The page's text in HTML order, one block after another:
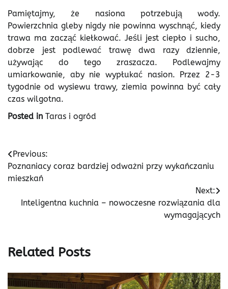
Pamiętajmy, że nasiona potrzebują wody.
Powierzchnia gleby nigdy nie powinna wyschnąć, kiedy
trawa ma zacząć kiełkować. Jeśli jest ciepło i sucho,
dobrze jest podlewać trawę dwa razy dziennie,
używając do tego zraszacza. Podlewajmy
umiarkowanie, aby nie wypłukać nasion. Przez 2-3
tygodnie od wysiewu trawy, ziemia powinna być cały
czas wilgotna.
Posted in Taras i ogród
Nawigacja
wpisu
Previous:
Poznaniacy coraz bardziej odważni przy wykańczaniu
mieszkań
Next:
Inteligentna kuchnia – nowoczesne rozwiązania dla
wymagających
Related Posts